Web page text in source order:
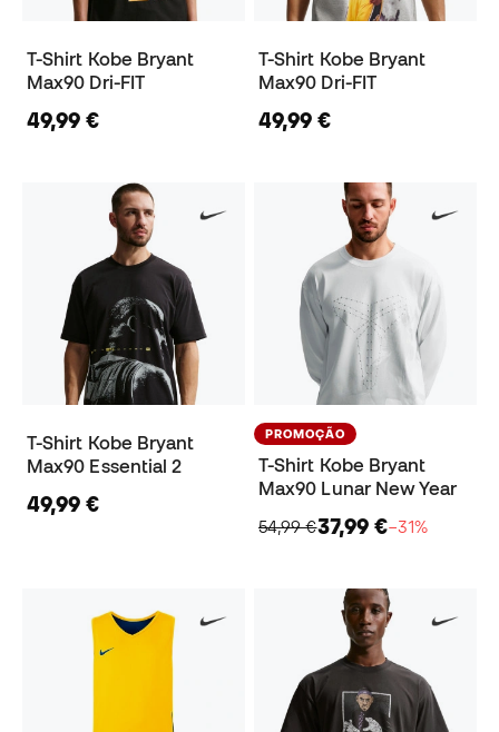
T-Shirt Kobe Bryant
Max90 Dri-FIT
49,99 €
T-Shirt Kobe Bryant
Max90 Dri-FIT
49,99 €
T-Shirt Kobe Bryant
Max90 Essential 2
49,99 €
PROMOÇÃO
T-Shirt Kobe Bryant
Max90 Lunar New Year
54,99 €37,99 €−31%